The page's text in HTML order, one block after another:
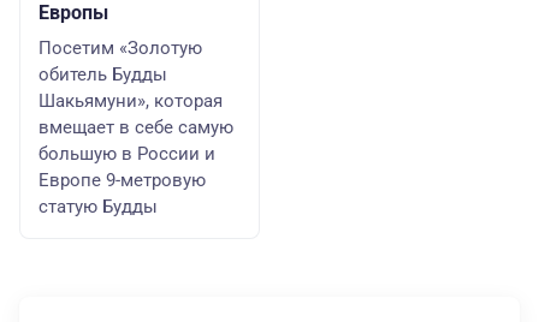
Европы
Посетим «Золотую
обитель Будды
Шакьямуни», которая
вмещает в себе самую
большую в России и
Европе 9-метровую
статую Будды